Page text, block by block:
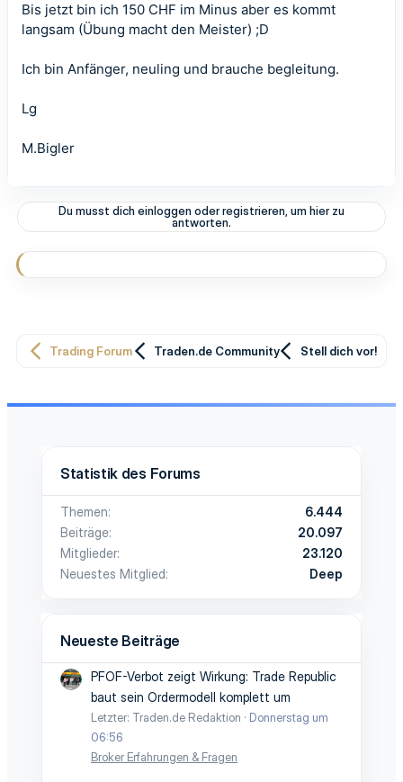
Bis jetzt bin ich 150 CHF im Minus aber es kommt
langsam (Übung macht den Meister) ;D
Ich bin Anfänger, neuling und brauche begleitung.
Lg
M.Bigler
Du musst dich einloggen oder registrieren, um hier zu
antworten.
Trading Forum Traden.de Community Stell dich vor!
Statistik des Forums
Themen
6.444
Beiträge
20.097
Mitglieder
23.120
Neuestes Mitglied
Deep
Neueste Beiträge
PFOF-Verbot zeigt Wirkung: Trade Republic
baut sein Ordermodell komplett um
Letzter: Traden.de Redaktion
Donnerstag um
06:56
Broker Erfahrungen & Fragen